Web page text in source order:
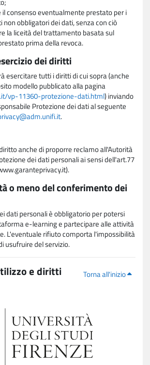
il consenso eventualmente prestato per i
obbligatori dei dati, senza con ciò
la liceità del trattamento basata sul
prima della revoca.
dei diritti
esercitare tutti i diritti di cui sopra (anche
modello pubblicato alla pagina
vp-11360-protezione-dati.html) inviando
Protezione dei dati al seguente
.
anche di proporre reclamo all'Autorità
dei dati personali ai sensi dell'art.77
o meno del conferimento dei
dati personali è obbligatorio per potersi
e-learning e partecipare alle attività
L'eventuale rifiuto comporta l'impossibilità
usufruire del servizio.
Torna all'inizio
e diritti